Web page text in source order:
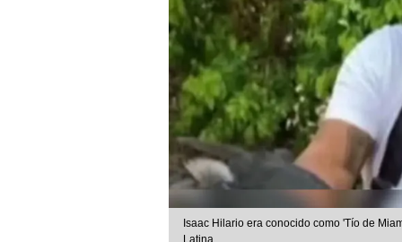
Isaac Hilario era conocido como 'Tío de